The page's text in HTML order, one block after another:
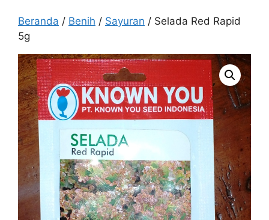
Beranda / Benih / Sayuran / Selada Red Rapid
5g